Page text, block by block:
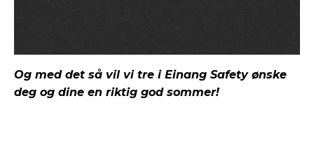
Og med det så vil vi tre i Einang Safety ønske
deg og dine en riktig god sommer!